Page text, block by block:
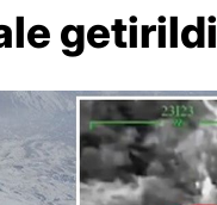
getirildi